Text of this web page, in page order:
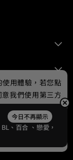
Ltd.
今日不再顯示
、 百合 、戀愛，
用體驗，若您點
我們使用第三方